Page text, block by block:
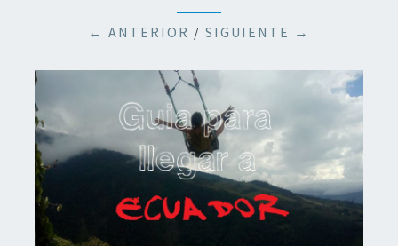
← ANTERIOR / SIGUIENTE →